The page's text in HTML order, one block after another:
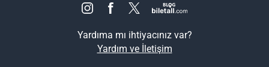
Yardıma mı ihtiyacınız var?
Yardım ve İletişim